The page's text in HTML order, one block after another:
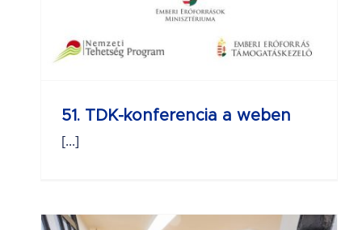
51. TDK-konferencia a weben
[...]